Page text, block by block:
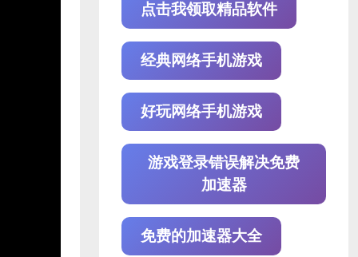
点击我领取精品软件
经典网络手机游戏
好玩网络手机游戏
游戏登录错误解决免费
加速器
免费的加速器大全